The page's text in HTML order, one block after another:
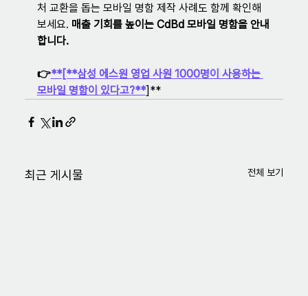
처 교환을 돕는 모바일 명함 제작 사례도 함께 확인해
보세요. 매출 기회를 높이는 CdBd 모바일 명함을 안내
합니다.
👉**[**삼성 에스원 영업 사원 1000명이 사용하는
모바일 명함이 있다고?**]**
최근 게시물 전체 보기